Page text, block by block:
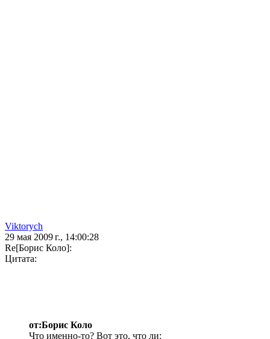
Viktorych
29 мая 2009 г., 14:00:28
Re[Борис Коло]:
Цитата:
от:Борис Коло
Что именно-то? Вот это, что ли: